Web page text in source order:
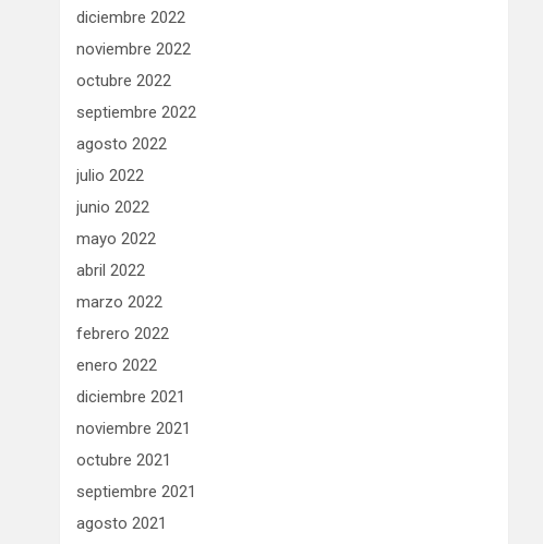
diciembre 2022
noviembre 2022
octubre 2022
septiembre 2022
agosto 2022
julio 2022
junio 2022
mayo 2022
abril 2022
marzo 2022
febrero 2022
enero 2022
diciembre 2021
noviembre 2021
octubre 2021
septiembre 2021
agosto 2021